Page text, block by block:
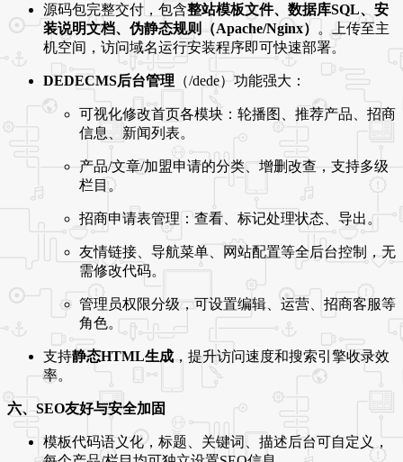
源码包完整交付，包含整站模板文件、数据库SQL、安
装说明文档、伪静态规则（Apache/Nginx） 。上传至主
机空间，访问域名运行安装程序即可快速部署。
DEDECMS后台管理 （/dede）功能强大：
可视化修改首页各模块：轮播图、推荐产品、招商
信息、新闻列表。
产品/文章/加盟申请的分类、增删改查，支持多级
栏目。
招商申请表管理：查看、标记处理状态、导出。
友情链接、导航菜单、网站配置等全后台控制，无
需修改代码。
管理员权限分级，可设置编辑、运营、招商客服等
角色。
支持静态HTML生成，提升访问速度和搜索引擎收录效
率。
六、SEO友好与安全加固
模板代码语义化，标题、关键词、描述后台可自定义，